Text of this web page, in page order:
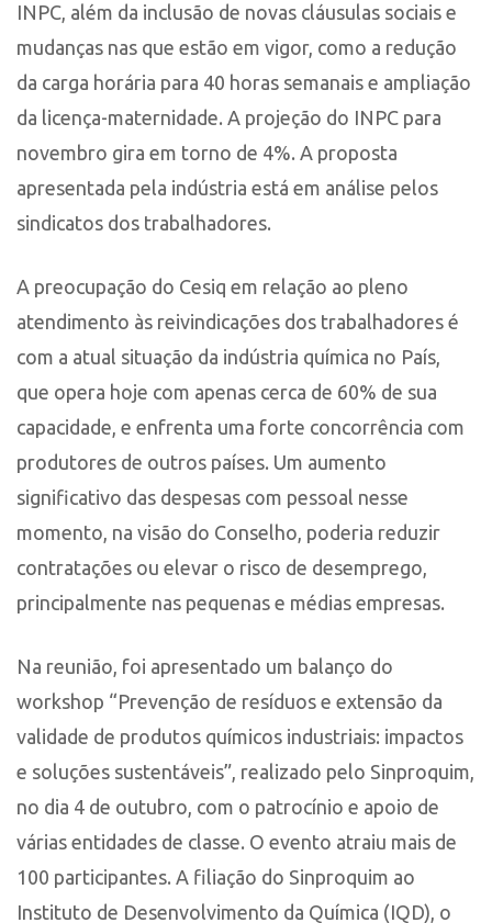
INPC, além da inclusão de novas cláusulas sociais e
mudanças nas que estão em vigor, como a redução
da carga horária para 40 horas semanais e ampliação
da licença-maternidade. A projeção do INPC para
novembro gira em torno de 4%. A proposta
apresentada pela indústria está em análise pelos
sindicatos dos trabalhadores.
A preocupação do Cesiq em relação ao pleno
atendimento às reivindicações dos trabalhadores é
com a atual situação da indústria química no País,
que opera hoje com apenas cerca de 60% de sua
capacidade, e enfrenta uma forte concorrência com
produtores de outros países. Um aumento
significativo das despesas com pessoal nesse
momento, na visão do Conselho, poderia reduzir
contratações ou elevar o risco de desemprego,
principalmente nas pequenas e médias empresas.
Na reunião, foi apresentado um balanço do
workshop “Prevenção de resíduos e extensão da
validade de produtos químicos industriais: impactos
e soluções sustentáveis”, realizado pelo Sinproquim,
no dia 4 de outubro, com o patrocínio e apoio de
várias entidades de classe. O evento atraiu mais de
100 participantes. A filiação do Sinproquim ao
Instituto de Desenvolvimento da Química (IQD), o